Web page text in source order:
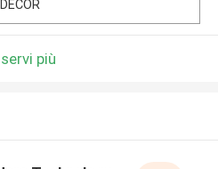
più